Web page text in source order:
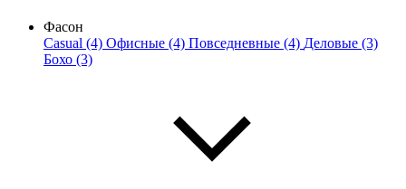
Фасон
Casual (4) Офисные (4) Повседневные (4) Деловые (3)
Бохо (3)